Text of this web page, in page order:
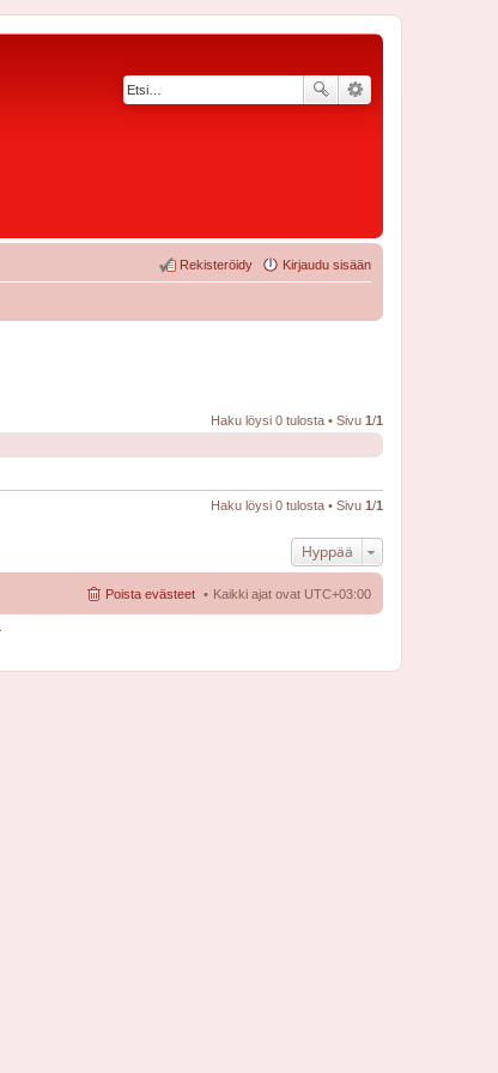
Kirjaudu sisään
Rekisteröidy
Haku löysi 0 tulosta • Sivu 1/1
Haku löysi 0 tulosta • Sivu 1/1
Hyppää
Kaikki ajat ovat UTC+03:00
Poista evästeet